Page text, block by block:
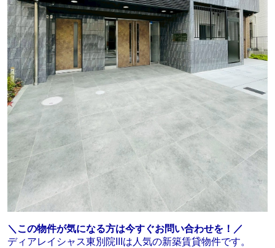
＼この物件が気になる方は今すぐお問い合わせを！／
ディアレイシャス東別院IIIは人気の新築賃貸物件です。